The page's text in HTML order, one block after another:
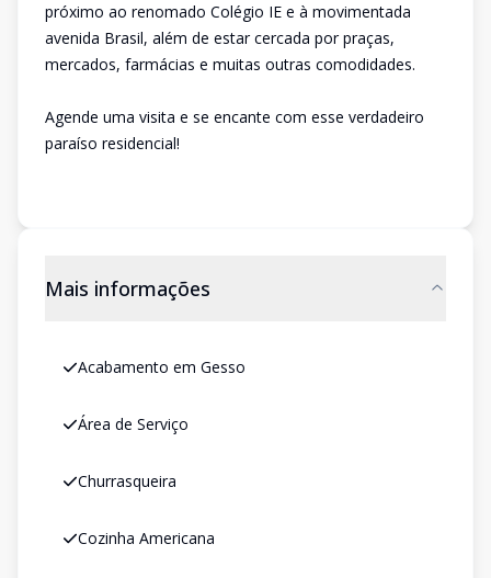
próximo ao renomado Colégio IE e à movimentada
avenida Brasil, além de estar cercada por praças,
mercados, farmácias e muitas outras comodidades.
Agende uma visita e se encante com esse verdadeiro
paraíso residencial!
Mais informações
Acabamento em Gesso
Área de Serviço
Churrasqueira
Cozinha Americana